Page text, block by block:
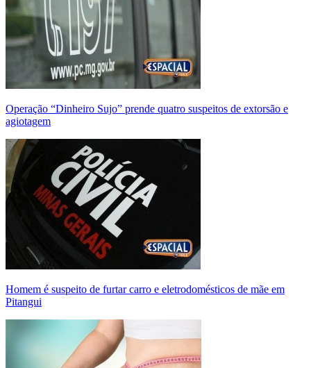
Operação “Dinheiro Sujo” prende quatro suspeitos de extorsão e
agiotagem
Homem é suspeito de furtar carro e eletrodomésticos de mãe em
Pitangui